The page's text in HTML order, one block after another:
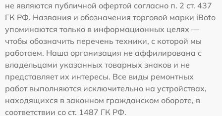
не являются публичной офертой согласно п. 2 ст. 437
ГК РФ. Названия и обозначения торговой марки iBoto
упоминаются только в информационных целях —
чтобы обозначить перечень техники, с которой мы
работаем. Наша организация не аффилирована с
владельцами указанных товарных знаков и не
представляет их интересы. Все виды ремонтных
работ выполняются исключительно на устройствах,
находящихся в законном гражданском обороте, в
соответствии со ст. 1487 ГК РФ.